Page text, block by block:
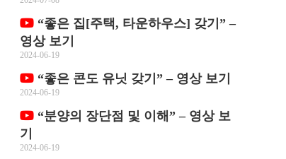
“좋은 집[주택, 타운하우스] 갖기” –
영상 보기
2024-06-19
“좋은 콘도 유닛 갖기” – 영상 보기
2024-06-19
“분양의 장단점 및 이해” – 영상 보
기
2024-06-19